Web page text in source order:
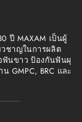
ปี MAXAM เป็นผู้
ชาญในการผลิต
ฟันขาว ป้องกันฟันผุ
GMPC, BRC และ